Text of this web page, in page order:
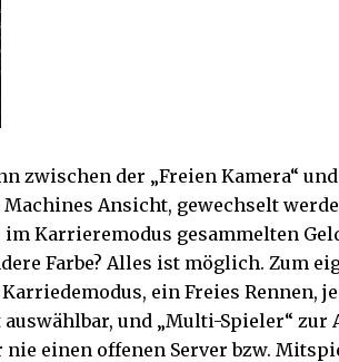
zwischen der „Freien Kamera“
Ansicht, gewechselt
im Karrieremodus gesammelten
Farbe? Alles ist möglich. Zum
ein Freies Rennen,
und „Multi-Spieler“ zur
einen offenen Server bzw.